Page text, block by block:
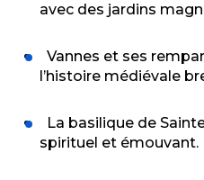
avec des jardins
Vannes et ses
l’histoire médiévale
La basilique de
spirituel et émouvant.